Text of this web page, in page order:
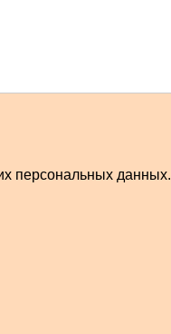
персональных данных.